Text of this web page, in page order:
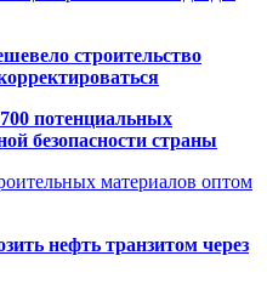
строительство
потенциальных
безопасности страны
материалов оптом
нефть транзитом через